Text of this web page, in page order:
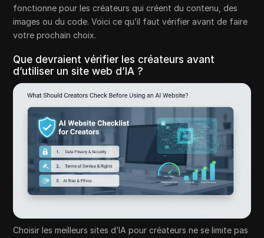
fonctionne pour les créateurs qui créent du contenu, des
images ou du code. Voici ce qu’il faut vérifier avant de faire
votre prochain choix.
Que devraient vérifier les créateurs avant
d’utiliser un site web d’IA ?
Choisir les meilleurs sites d’IA pour créateurs ne se limite pas